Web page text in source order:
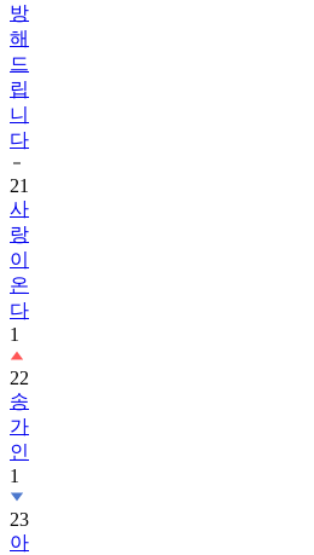
방
해
드
립
니
다
21
사
랑
이
온
다
1
22
송
가
인
1
23
아